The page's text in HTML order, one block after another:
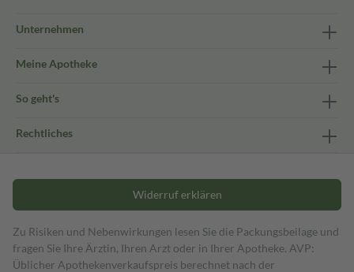
Unternehmen
Meine Apotheke
So geht's
Rechtliches
Widerruf erklären
Zu Risiken und Nebenwirkungen lesen Sie die Packungsbeilage und
fragen Sie Ihre Ärztin, Ihren Arzt oder in Ihrer Apotheke. AVP:
Üblicher Apothekenverkaufspreis berechnet nach der